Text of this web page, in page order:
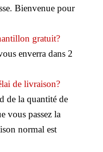
Bienvenue pour
gratuit?
enverra dans 2
de livraison?
de la quantité de
vous passez la
normal est